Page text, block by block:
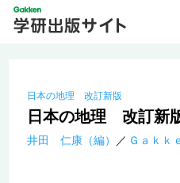
日本の地理 改訂新版
日本の地理 改訂新
井田 仁康（編） Ｇａｋｋ